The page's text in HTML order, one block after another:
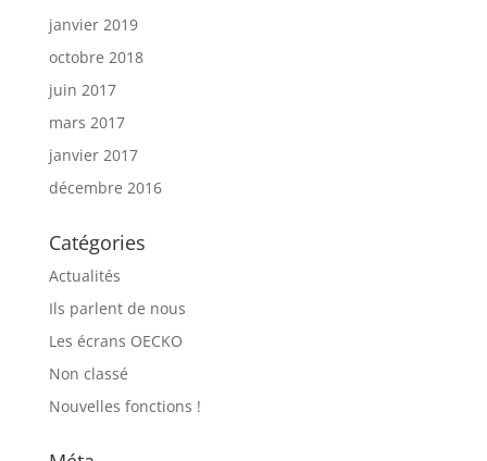
janvier 2019
octobre 2018
juin 2017
mars 2017
janvier 2017
décembre 2016
Catégories
Actualités
Ils parlent de nous
Les écrans OECKO
Non classé
Nouvelles fonctions !